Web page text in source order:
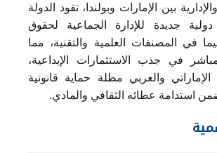
بين الإمارات وبولندا، تقود الدولة
جديدة للإدارة الجماعية لحقوق
في المصنفات العلمية والتقنية، مما
في جذب الاستثمارات الإبداعية،
والعربي مظلة حماية قانونية
استدامة عطائه الثقافي والمادي.